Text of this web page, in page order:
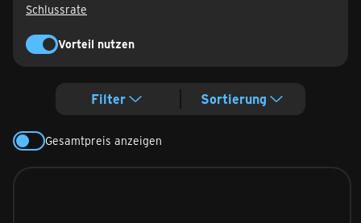
Schlussrate
Vorteil nutzen
Filter Sortierung
Gesamtpreis anzeigen